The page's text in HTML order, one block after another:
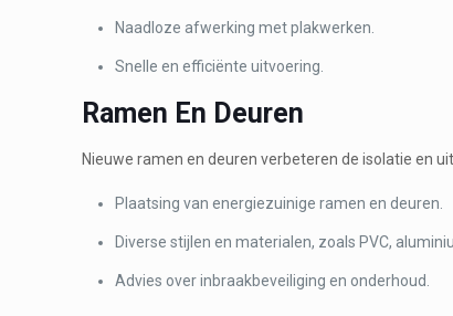
Naadloze afwerking met plakwerken.
Snelle en efficiënte uitvoering.
Ramen En Deuren
Nieuwe ramen en deuren verbeteren de isolatie en
Plaatsing van energiezuinige ramen en deuren.
Diverse stijlen en materialen, zoals PVC,
Advies over inbraakbeveiliging en onderhoud.